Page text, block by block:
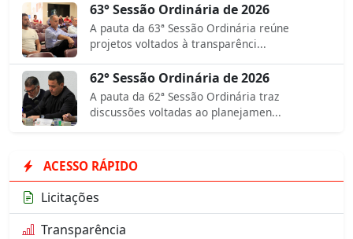
63° Sessão Ordinária de 2026
A pauta da 63ª Sessão Ordinária reúne
projetos voltados à transparênci...
62° Sessão Ordinária de 2026
A pauta da 62ª Sessão Ordinária traz
discussões voltadas ao planejamen...
ACESSO RÁPIDO
Licitações
Transparência